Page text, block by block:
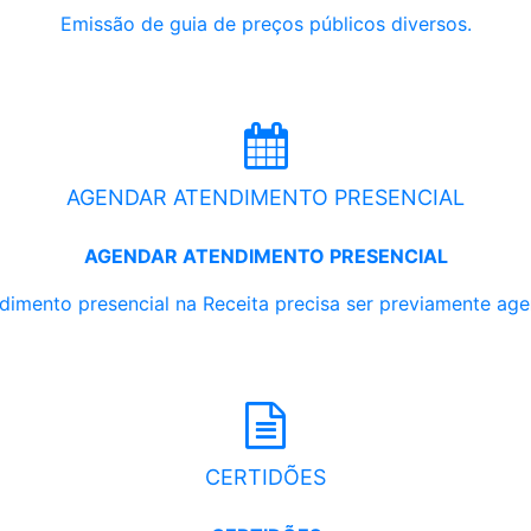
Emissão de guia de preços públicos diversos.
AGENDAR ATENDIMENTO PRESENCIAL
AGENDAR ATENDIMENTO PRESENCIAL
presencial na Receita precisa ser previamente
CERTIDÕES